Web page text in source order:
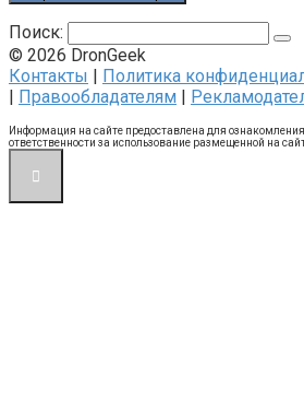
Поиск:
© 2026 DronGeek
Контакты | Политика
| Правообладателям |
Информация на сайте предоставлена для
ответственности за использование размещенной на